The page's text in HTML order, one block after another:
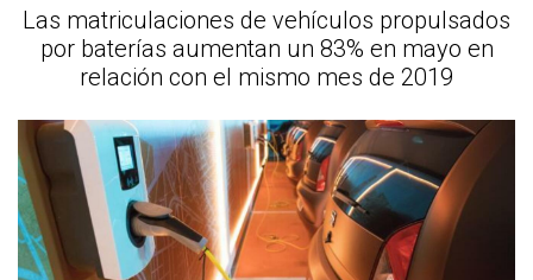
Las matriculaciones de vehículos propulsados
por baterías aumentan un 83% en mayo en
relación con el mismo mes de 2019